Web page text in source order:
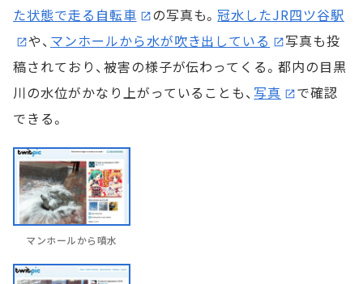
た状態で走る自転車
の写真も。冠水したJR四ツ谷駅
や、 マンホールから水が吹き出している
写真も投
稿されており、被害の様子が伝わってくる。都内の目黒
川の水位がかなり上がっていることも、写真
で確認
できる。
マンホールから噴水